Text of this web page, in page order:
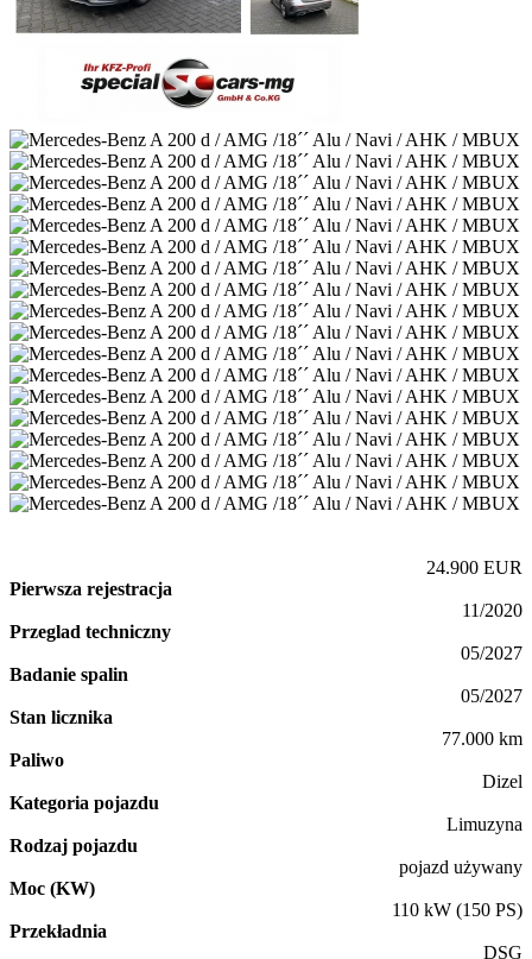
24.900 EUR
Pierwsza rejestracja
11/2020
Przeglad techniczny
05/2027
Badanie spalin
05/2027
Stan licznika
77.000 km
Paliwo
Dizel
Kategoria pojazdu
Limuzyna
Rodzaj pojazdu
pojazd używany
Moc (KW)
110 kW (150 PS)
Przekładnia
DSG